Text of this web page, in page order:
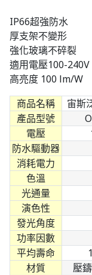
IP66超強防水
厚支架不變形
強化玻璃不碎裂
適用電壓100-240V
高亮度 100 lm/W
商品名稱
宙斯
產品型號
電壓
防水驅動器
消耗電力
色溫
光通量
演色性
發光角度
功率因數
平均壽命
材質
壓